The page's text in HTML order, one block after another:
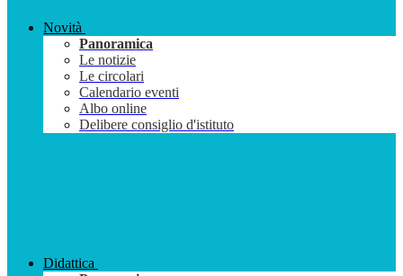
Novità
Panoramica
Le notizie
Le circolari
Calendario eventi
Albo online
Delibere consiglio d'istituto
Didattica